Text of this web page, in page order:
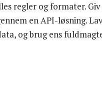
regler og formater.
en API-løsning.
og brug ens